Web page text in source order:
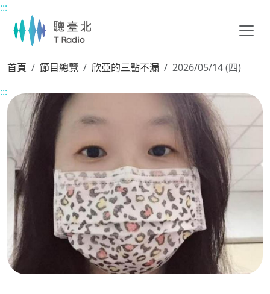
主要內容區塊
:::
首頁 節目總覽 欣亞的三點不漏
2026/05/14 (四)
:::